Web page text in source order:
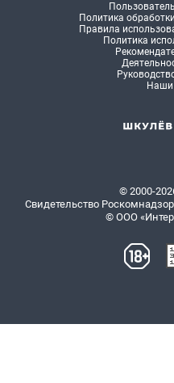
Политика
Правила
Политика
Наши
© 2000-
Свидетельство
© ООО